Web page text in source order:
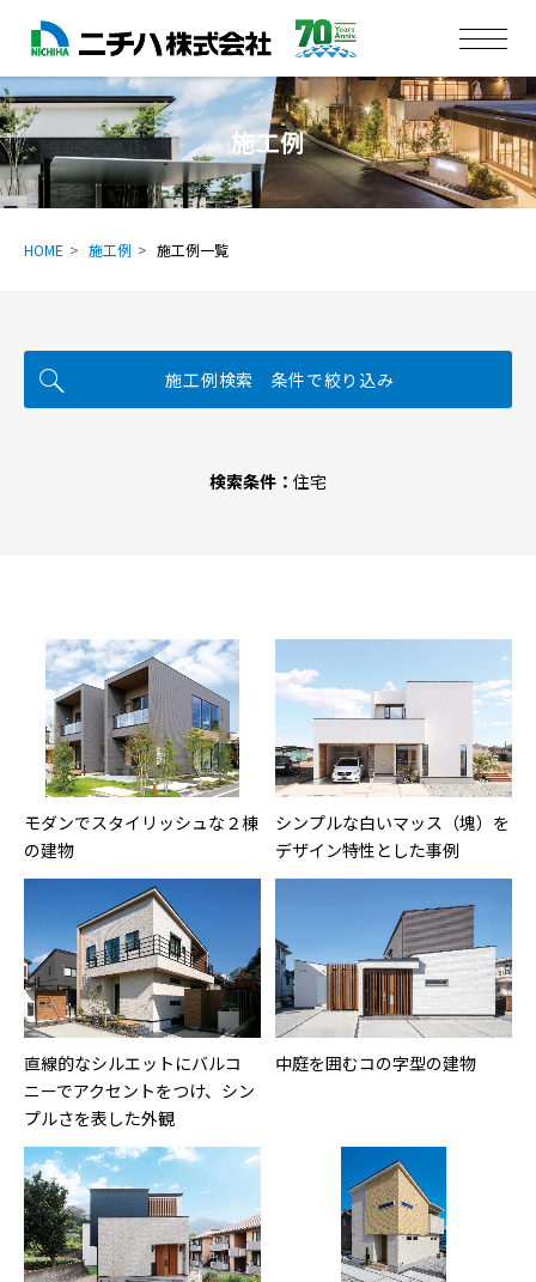
施工例
HOME 施工例 施工例一覧
施工例検索 条件で絞り込み
検索条件： 住宅
モダンでスタイリッシュな２棟
の建物
シンプルな白いマッス（塊）を
デザイン特性とした事例
直線的なシルエットにバルコ
ニーでアクセントをつけ、シン
プルさを表した外観
中庭を囲むコの字型の建物